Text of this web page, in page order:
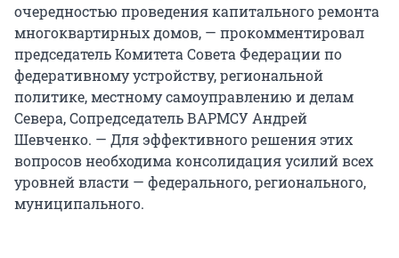
очередностью проведения капитального ремонта
многоквартирных домов, — прокомментировал
председатель Комитета Совета Федерации по
федеративному устройству, региональной
политике, местному самоуправлению и делам
Севера, Сопредседатель ВАРМСУ Андрей
Шевченко. — Для эффективного решения этих
вопросов необходима консолидация усилий всех
уровней власти — федерального, регионального,
муниципального.